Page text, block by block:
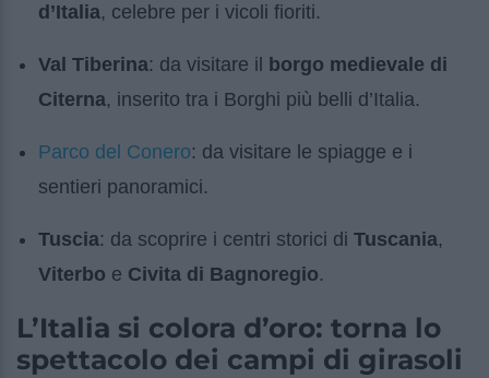
d’Italia, celebre per i vicoli fioriti.
Val Tiberina: da visitare il
borgo medievale di
Citerna, inserito tra i Borghi più belli d’Italia.
Parco del Conero: da visitare le spiagge e i
sentieri panoramici.
Tuscia: da scoprire i centri storici di Tuscania,
Viterbo e Civita di Bagnoregio.
L’Italia si colora d’oro: torna lo
spettacolo dei campi di girasoli